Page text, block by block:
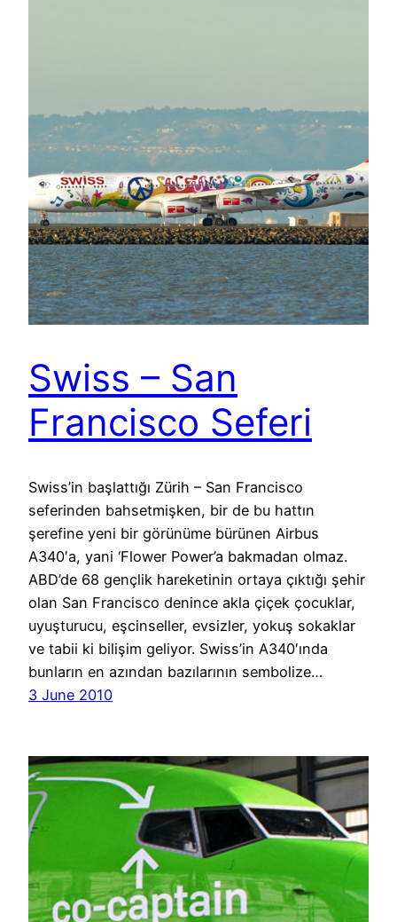
Swiss – San
Francisco Seferi
Swiss’in başlattığı Zürih – San Francisco
seferinden bahsetmişken, bir de bu hattın
şerefine yeni bir görünüme bürünen Airbus
A340′a, yani ‘Flower Power’a bakmadan olmaz.
ABD’de 68 gençlik hareketinin ortaya çıktığı şehir
olan San Francisco denince akla çiçek çocuklar,
uyuşturucu, eşcinseller, evsizler, yokuş sokaklar
ve tabii ki bilişim geliyor. Swiss’in A340′ında
bunların en azından bazılarının sembolize…
3 June 2010